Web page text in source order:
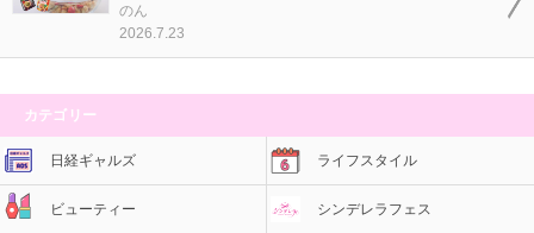
のん
2026.7.23
カテゴリー
日経ギャルズ ライフスタイル
ビューティー シンデレラフェス